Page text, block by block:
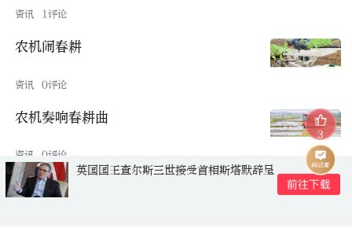
资讯 1评论
农机闹春耕
资讯 0评论
农机奏响春耕曲
资讯 0评论
英国国王查尔斯三世接受首相斯塔默辞呈
3